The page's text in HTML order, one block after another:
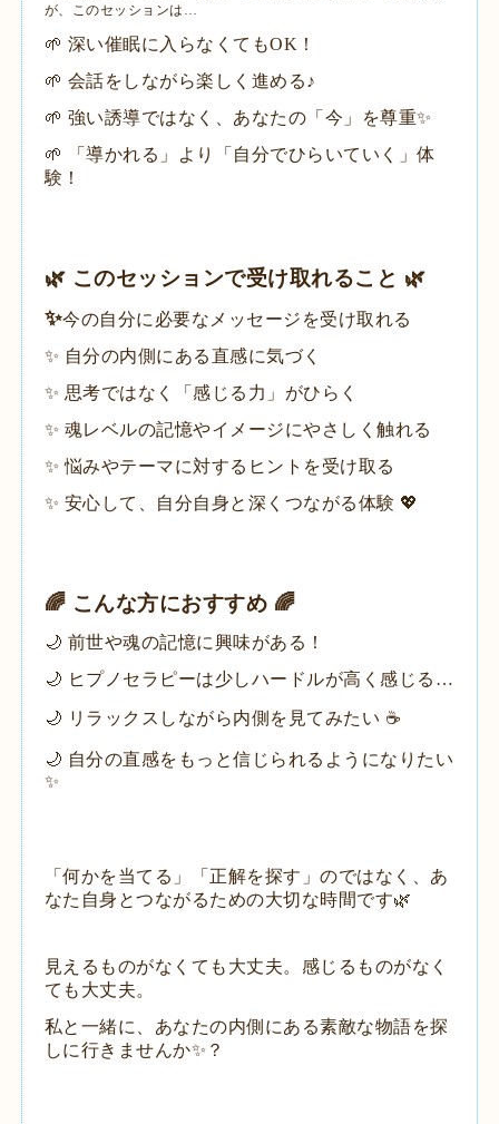
が、このセッションは…
🌱 深い催眠に入らなくてもOK！
🌱 会話をしながら楽しく進める♪
🌱 強い誘導ではなく、あなたの「今」を尊重✨
🌱 「導かれる」より「自分でひらいていく」体
験！
🌿 このセッションで受け取れること 🌿
✨️今の自分に必要なメッセージを受け取れる
​✨ 自分の内側にある直感に気づく
✨ 思考ではなく「感じる力」がひらく
✨ 魂レベルの記憶やイメージにやさしく触れる
✨ 悩みやテーマに対するヒントを受け取る
✨ 安心して、自分自身と深くつながる体験 💖
🌈 こんな方におすすめ 🌈
​🌙 前世や魂の記憶に興味がある！
🌙 ヒプノセラピーは少しハードルが高く感じる…
🌙 リラックスしながら内側を見てみたい ☕
🌙 自分の直感をもっと信じられるようになりたい
✨
​「何かを当てる」「正解を探す」のではなく、あ
なた自身とつながるための大切な時間です🌿
​見えるものがなくても大丈夫。感じるものがなく
ても大丈夫。
私と一緒に、あなたの内側にある素敵な物語を探
しに行きませんか✨？